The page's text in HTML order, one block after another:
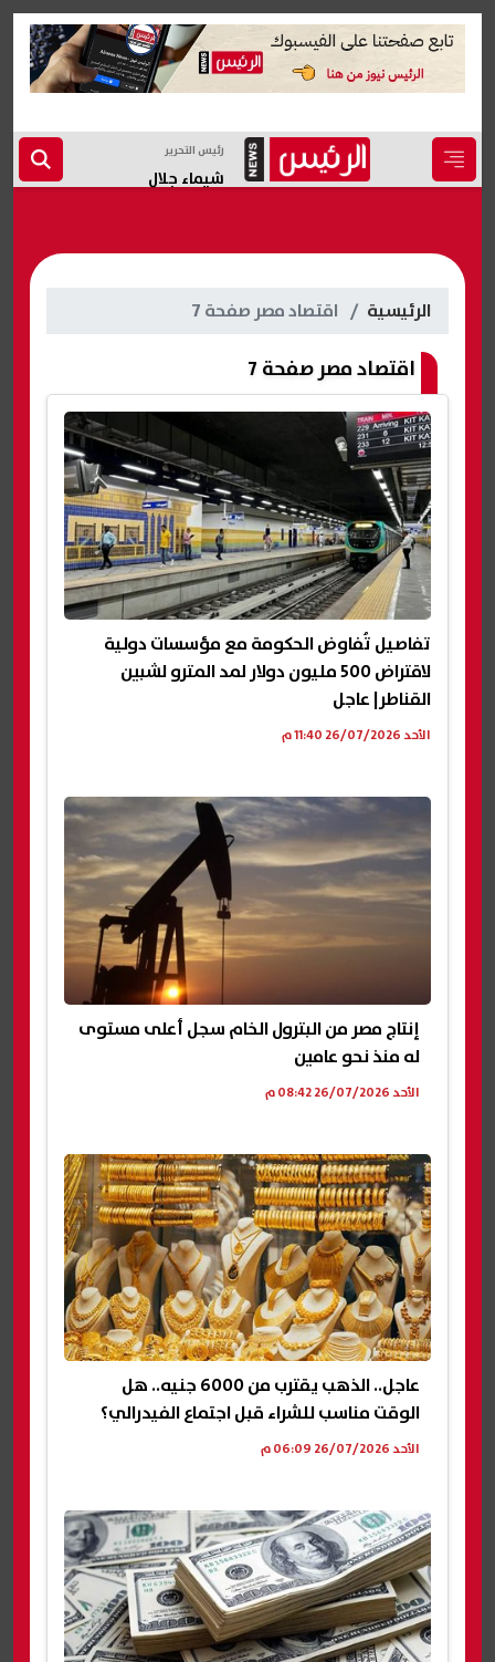
رئيس التحرير
شيماء جلال
الرئيسية اقتصاد مصر صفحة 7
اقتصاد مصر صفحة 7
تفاصيل تُفاوض الحكومة مع مؤسسات دولية
لاقتراض 500 مليون دولار لمد المترو لشبين
القناطر| عاجل
الأحد 26/07/2026 11:40 م
إنتاج مصر من البترول الخام سجل أعلى مستوى
له منذ نحو عامين
الأحد 26/07/2026 08:42 م
عاجل.. الذهب يقترب من 6000 جنيه.. هل
الوقت مناسب للشراء قبل اجتماع الفيدرالي؟
الأحد 26/07/2026 06:09 م